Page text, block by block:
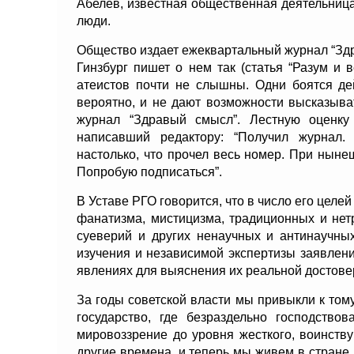
Абелев, известная общественная
люди.
Общество издает ежеквартальный журнал
Гинзбург пишет о нем так (статья “Разум
атеистов почти не слышны. Одни боятся
вероятно, и не дают возможности
журнал “Здравый смысл”. Лестную
написавший редактору: “Получил
настолько, что прочел весь номер. При
Попробую подписаться”.
В Уставе РГО говорится, что в число его
фанатизма, мистицизма, традиционных и
суеверий и других ненаучных и
изучения и независимой экспертизы
явлениях для выяснения их реальной
За годы советской власти мы привыкли к
государство, где безраздельно
мировоззрение до уровня жесткого,